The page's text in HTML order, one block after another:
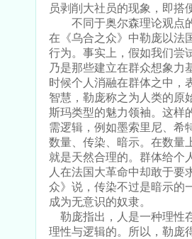
员剥削大社员的现象，即搭
不同于奥尔森理论观点
在《乌合之众》中勒庞以法
行为。事实上，假如我们尝
乃是那些建立在群众想象力
时候个人消融在群体之中，
智慧，勒庞称之为人类的原
斯玛类型的魅力领袖。这样
需逻辑，例如墨索里尼、希
数量、传染、暗示。在数量
就是天然合理的。群体给个
人在法国大革命中却敢于
众》说，传染不过是暗示的
成为无意识的奴隶。
勒庞指出，人是一种理性
理性与逻辑的。所以，勒庞